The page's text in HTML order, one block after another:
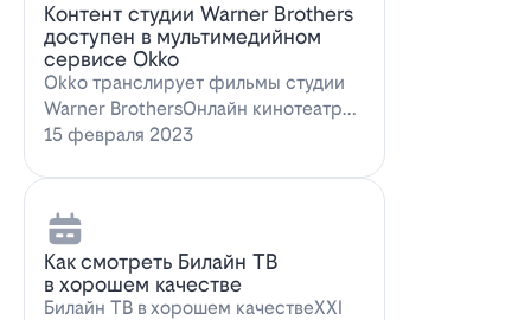
Контент студии Warner Brothers
доступен в мультимедийном
сервисе Okko
Okko транслирует фильмы студии
Warner BrothersОнлайн кинотеатр
Okko пополнил коллекцию лучшими
15 февраля 2023
Как смотреть Билайн ТВ
в хорошем качестве
Билайн ТВ в хорошем качествеXXI